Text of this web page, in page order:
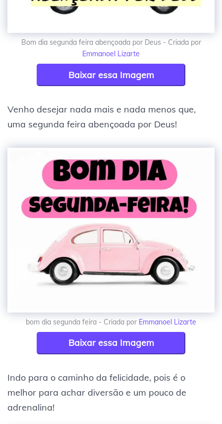
Bom dia segunda feira abençoada por Deus - Criada por
Emmanoel Lizarte
Baixar essa Imagem
Venho desejar nada mais e nada menos que,
uma segunda feira abençoada por Deus!
bom dia segunda feira - Criada por Emmanoel Lizarte
Baixar essa Imagem
Indo para o caminho da felicidade, pois é o
melhor para achar diversão e um pouco de
adrenalina!